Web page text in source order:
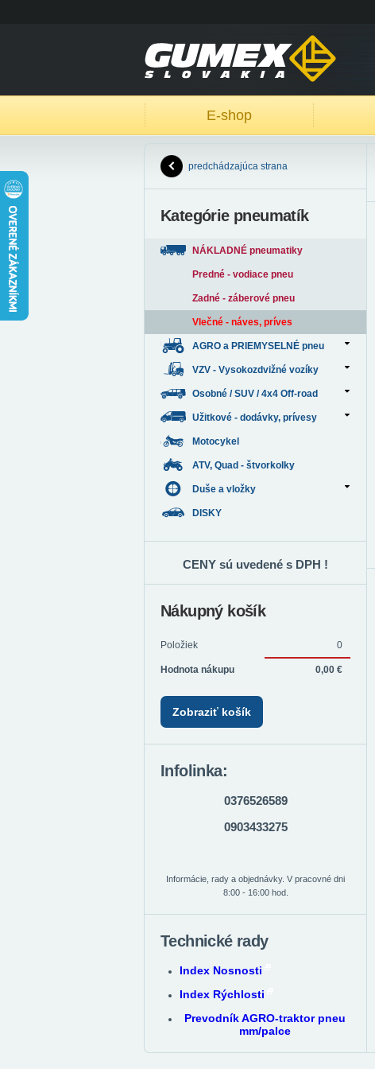
E-shop
predchádzajúca strana
Kategórie pneumatík
NÁKLADNÉ pneumatiky
Predné - vodiace pneu
Zadné - záberové pneu
Vlečné - náves, príves
AGRO a PRIEMYSELNÉ pneu
VZV - Vysokozdvižné vozíky
Osobné / SUV / 4x4 Off-road
Užitkové - dodávky, prívesy
Motocykel
ATV, Quad - štvorkolky
Duše a vložky
DISKY
CENY sú uvedené s DPH !
Nákupný košík
Položiek 0
Hodnota nákupu 0,00 €
Zobraziť košík
Infolinka:
0376526589
0903433275
Informácie, rady a objednávky. V pracovné dni
8:00 - 16:00 hod.
Technické rady
Index Nosnosti
Index Rýchlosti
Prevodník AGRO-traktor pneu
mm/palce